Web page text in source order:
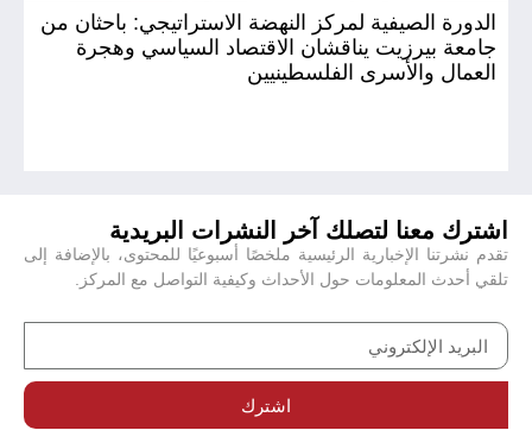
الدورة الصيفية لمركز النهضة الاستراتيجي: باحثان من
جامعة بيرزيت يناقشان الاقتصاد السياسي وهجرة
العمال والأسرى الفلسطينيين
اشترك معنا لتصلك آخر النشرات البريدية
تقدم نشرتنا الإخبارية الرئيسية ملخصًا أسبوعيًا للمحتوى، بالإضافة إلى
تلقي أحدث المعلومات حول الأحداث وكيفية التواصل مع المركز.
اشترك